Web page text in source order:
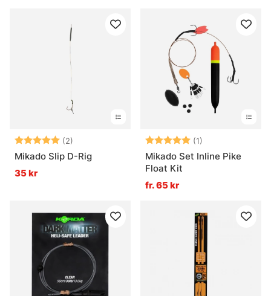
Betyg: (2)
5.0 utav 5 stjärnor
Mikado Slip D-Rig
35 kr
Betyg: (1)
Mikado Set Inline Pike
Float Kit
fr. 65 kr